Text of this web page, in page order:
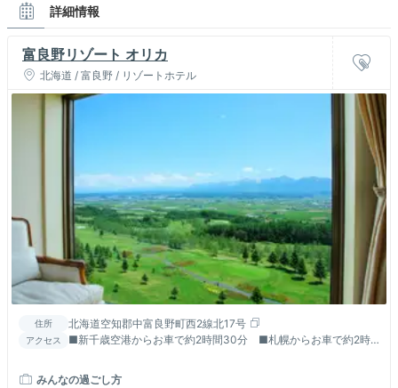
詳細情報
富良野リゾート オリカ
北海道 / 富良野 / リゾートホテル
住所 北海道空知郡中富良野町西2線北17号
アクセス
■新千歳空港からお車で約2時間30分 ■札幌からお車で約2時
みんなの過ごし方